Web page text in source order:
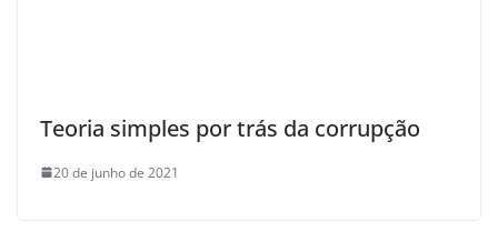
Teoria simples por trás da corrupção
20 de junho de 2021